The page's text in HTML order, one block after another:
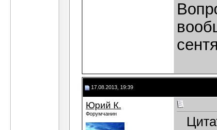
17.08.2013, 19:39
Юрий К.
Форумчанин